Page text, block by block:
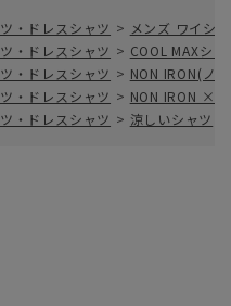
・ドレスシャツ > メンズ ワイシ
・ドレスシャツ > COOL MAXシャ
・ドレスシャツ > NON IRON(ノ
・ドレスシャツ > NON IRON ×
・ドレスシャツ > 涼しいシャツ